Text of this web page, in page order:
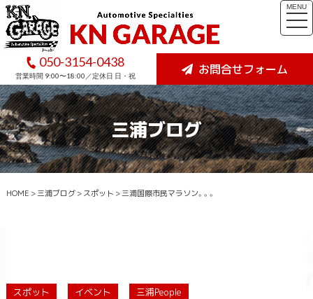
050-3154-0438
営業時間 9:00〜18:00／定休日 日・祝 お問合せフォーム
MENU
三浦ブログ
HOME >三浦ブログ>スポット >三浦国際市民マラソン。。。
スポット イベント 三浦People